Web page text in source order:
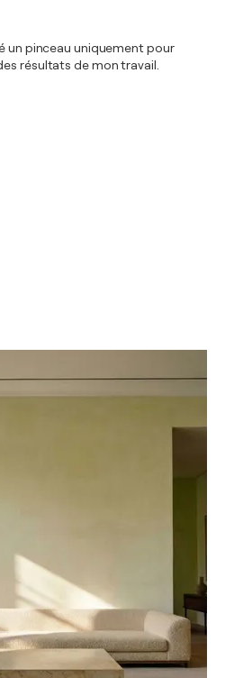
un pinceau uniquement pour
résultats de mon travail.